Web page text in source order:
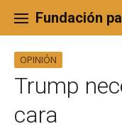
content
Fundación
OPINIÓN
Trump
cara